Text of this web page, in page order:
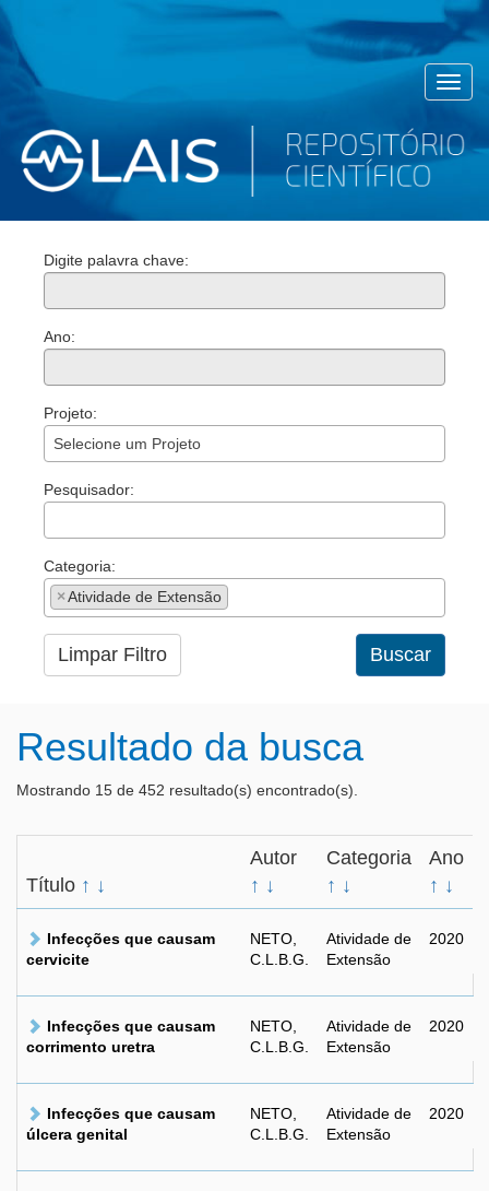
Digite palavra chave:
Ano:
Projeto:
Selecione um Projeto
Pesquisador:
Categoria:
×Atividade de Extensão
Limpar Filtro Buscar
Resultado da busca
Mostrando 15 de 452 resultado(s) encontrado(s).
Título ↑ ↓
Autor
↑ ↓
Categoria
↑ ↓
Ano
↑ ↓
Infecções que causam
cervicite
NETO,
C.L.B.G.
Atividade de
Extensão
2020
Infecções que causam
corrimento uretra
NETO,
C.L.B.G.
Atividade de
Extensão
2020
Infecções que causam
úlcera genital
NETO,
C.L.B.G.
Atividade de
Extensão
2020